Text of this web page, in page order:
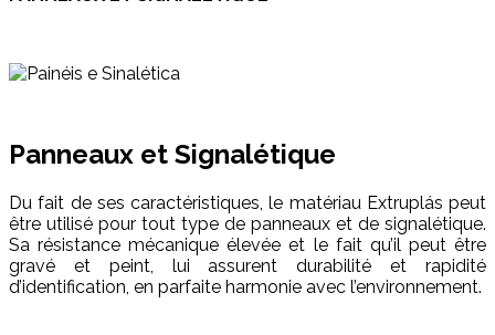
Panneaux et Signalétique
Du fait de ses caractéristiques, le matériau Extruplás peut
être utilisé pour tout type de panneaux et de signalétique.
Sa résistance mécanique élevée et le fait qu’il peut être
gravé et peint, lui assurent durabilité et rapidité
d’identification, en parfaite harmonie avec l’environnement.